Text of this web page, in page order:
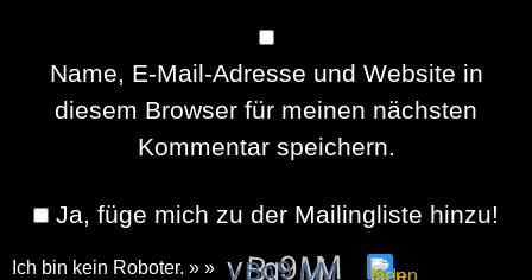
Name, E-Mail-Adresse und Website in
diesem Browser für meinen nächsten
Kommentar speichern.
Ja, füge mich zu der Mailingliste hinzu!
Ich bin kein Roboter. » »